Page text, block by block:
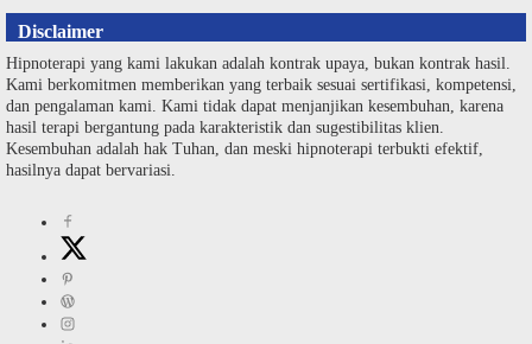
Disclaimer
Hipnoterapi yang kami lakukan adalah kontrak upaya, bukan kontrak hasil.
Kami berkomitmen memberikan yang terbaik sesuai sertifikasi, kompetensi,
dan pengalaman kami. Kami tidak dapat menjanjikan kesembuhan, karena
hasil terapi bergantung pada karakteristik dan sugestibilitas klien.
Kesembuhan adalah hak Tuhan, dan meski hipnoterapi terbukti efektif,
hasilnya dapat bervariasi.